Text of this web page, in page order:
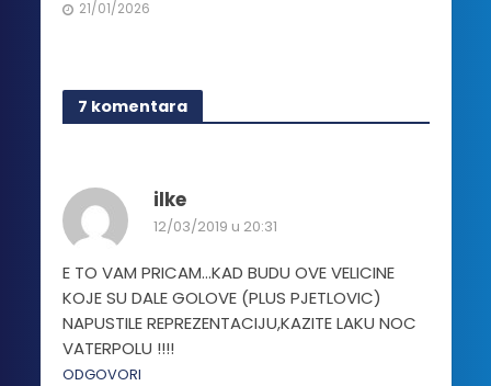
21/01/2026
7 komentara
ilke
12/03/2019 u 20:31
E TO VAM PRICAM…KAD BUDU OVE VELICINE
KOJE SU DALE GOLOVE (PLUS PJETLOVIC)
NAPUSTILE REPREZENTACIJU,KAZITE LAKU NOC
VATERPOLU !!!!
ODGOVORI